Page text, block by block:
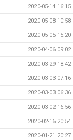
2020-05-14 16:15
2020-05-08 10:58
2020-05-05 15:20
2020-04-06 09:02
2020-03-29 18:42
2020-03-03 07:16
2020-03-03 06:36
2020-03-02 16:56
2020-02-16 20:54
2020-01-21 20:27